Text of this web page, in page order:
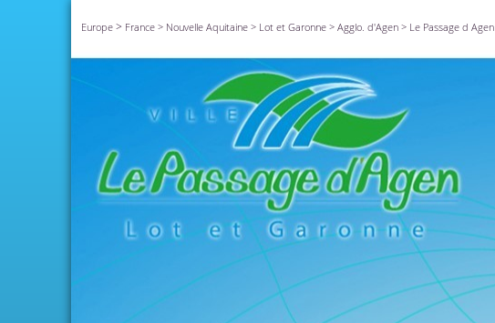
Europe > France > Nouvelle Aquitaine > Lot et Garonne > Agglo. d'Agen > Le Passage d Agen